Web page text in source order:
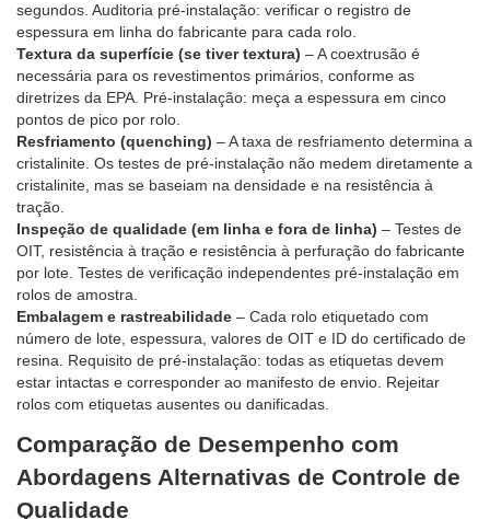
segundos. Auditoria pré-instalação: verificar o registro de
espessura em linha do fabricante para cada rolo.
Textura da superfície (se tiver textura) – A coextrusão é
necessária para os revestimentos primários, conforme as
diretrizes da EPA. Pré-instalação: meça a espessura em cinco
pontos de pico por rolo.
Resfriamento (quenching) – A taxa de resfriamento determina a
cristalinite. Os testes de pré-instalação não medem diretamente a
cristalinite, mas se baseiam na densidade e na resistência à
tração.
Inspeção de qualidade (em linha e fora de linha) – Testes de
OIT, resistência à tração e resistência à perfuração do fabricante
por lote. Testes de verificação independentes pré-instalação em
rolos de amostra.
Embalagem e rastreabilidade – Cada rolo etiquetado com
número de lote, espessura, valores de OIT e ID do certificado de
resina. Requisito de pré-instalação: todas as etiquetas devem
estar intactas e corresponder ao manifesto de envio. Rejeitar
rolos com etiquetas ausentes ou danificadas.
Comparação de Desempenho com
Abordagens Alternativas de Controle de
Qualidade